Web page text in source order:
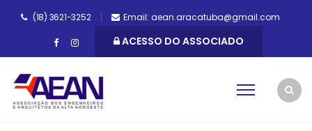
(18) 3621-3252 Email: aean.aracatuba@gmail.com
ACESSO DO ASSOCIADO